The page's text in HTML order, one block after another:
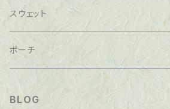
スウェット
ポーチ
BLOG